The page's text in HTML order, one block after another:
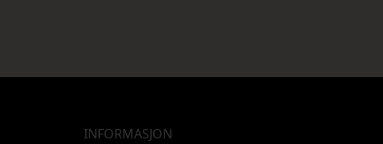
INFORMASJON